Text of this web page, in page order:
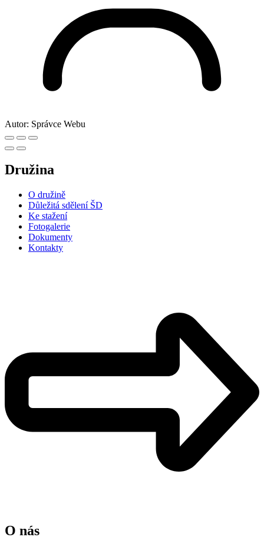
Autor: Správce Webu
Družina
O družině
Důležitá sdělení ŠD
Ke stažení
Fotogalerie
Dokumenty
Kontakty
O nás